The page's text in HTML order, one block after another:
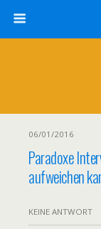
06/01/2016
Paradoxe
aufweichen
KEINE ANTWORT